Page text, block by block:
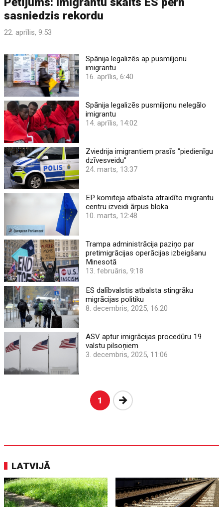
sasniedzis rekordu
22. aprīlis, 9:53
Spānija legalizēs ap pusmiljonu
imigrantu
16. aprīlis, 6:40
Spānija legalizēs pusmiljonu nelegālo
imigrantu
14. aprīlis, 14:02
Zviedrija imigrantiem prasīs "piedienīgu
dzīvesveidu"
24. marts, 13:37
EP komiteja atbalsta atraidīto migrantu
centru izveidi ārpus bloka
10. marts, 12:48
Trampa administrācija paziņo par
pretimigrācijas operācijas izbeigšanu
Minesotā
13. februāris, 9:18
ES dalībvalstis atbalsta stingrāku
migrācijas politiku
8. decembris, 2025, 16:20
ASV aptur imigrācijas procedūru 19
valstu pilsoņiem
3. decembris, 2025, 11:06
1 Nākošā
LATVIJĀ